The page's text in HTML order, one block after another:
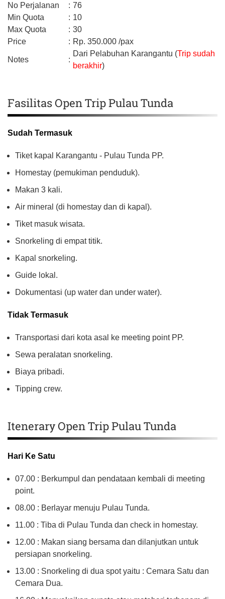
No Perjalanan
: 76
Min Quota
: 10
Max Quota
: 30
Price
: Rp. 350.000 /pax
Notes :
Dari Pelabuhan Karangantu (Trip sudah
berakhir)
Fasilitas Open Trip Pulau Tunda
Sudah Termasuk
Tiket kapal Karangantu - Pulau Tunda PP.
Homestay (pemukiman penduduk).
Makan 3 kali.
Air mineral (di homestay dan di kapal).
Tiket masuk wisata.
Snorkeling di empat titik.
Kapal snorkeling.
Guide lokal.
Dokumentasi (up water dan under water).
Tidak Termasuk
Transportasi dari kota asal ke meeting point PP.
Sewa peralatan snorkeling.
Biaya pribadi.
Tipping crew.
Itenerary Open Trip Pulau Tunda
Hari Ke Satu
07.00 : Berkumpul dan pendataan kembali di meeting
point.
08.00 : Berlayar menuju Pulau Tunda.
11.00 : Tiba di Pulau Tunda dan check in homestay.
12.00 : Makan siang bersama dan dilanjutkan untuk
persiapan snorkeling.
13.00 : Snorkeling di dua spot yaitu : Cemara Satu dan
Cemara Dua.